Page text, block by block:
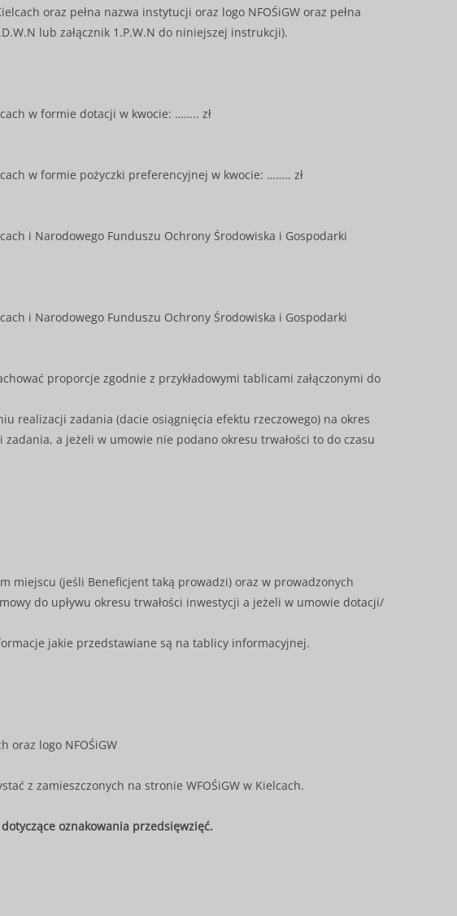
oraz pełna nazwa instytucji oraz logo NFOŚiGW oraz pełna
lub załącznik 1.P.W.N do niniejszej instrukcji).
w formie dotacji w kwocie: …….. zł
w formie pożyczki preferencyjnej w kwocie: …….. zł
i Narodowego Funduszu Ochrony Środowiska i Gospodarki
i Narodowego Funduszu Ochrony Środowiska i Gospodarki
proporcje zgodnie z przykładowymi tablicami załączonymi do
realizacji zadania (dacie osiągnięcia efektu rzeczowego) na okres
a jeżeli w umowie nie podano okresu trwałości to do czasu
(jeśli Beneficjent taką prowadzi) oraz w prowadzonych
do upływu okresu trwałości inwestycji a jeżeli w umowie dotacji/
jakie przedstawiane są na tablicy informacyjnej.
oraz logo NFOŚiGW
z zamieszczonych na stronie WFOŚiGW w Kielcach.
oznakowania przedsięwzięć.